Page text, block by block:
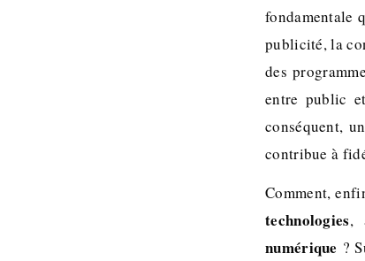
fondamentale
publicité, la
des
entre public
conséquent,
contribue à
Comment,
technologies,
numérique ?